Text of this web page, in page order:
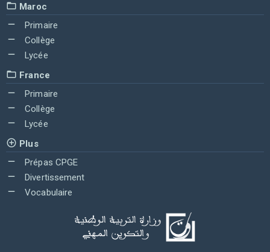
Maroc
Primaire
Collège
Lycée
France
Primaire
Collège
Lycée
Plus
Prépas CPGE
Divertissement
Vocabulaire